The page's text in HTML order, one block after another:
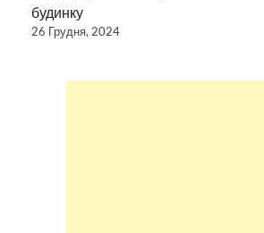
будинку
26 Грудня, 2024